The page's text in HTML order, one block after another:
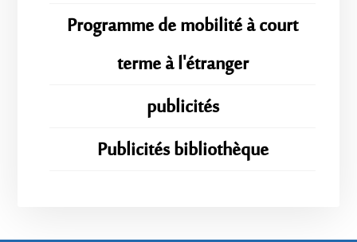
Programme de mobilité à court
terme à l'étranger
publicités
Publicités bibliothèque